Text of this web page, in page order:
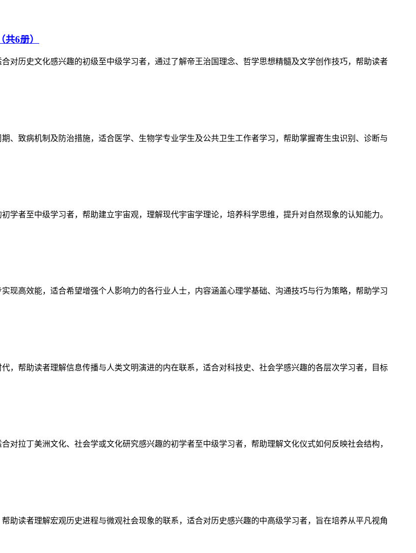
6册）
对历史文化感兴趣的初级至中级学习者，通过了解帝王治国理念、哲学思想精髓及文学创作技巧，帮助读者
、致病机制及防治措施，适合医学、生物学专业学生及公共卫生工作者学习，帮助掌握寄生虫识别、诊断与
学者至中级学习者，帮助建立宇宙观，理解现代宇宙学理论，培养科学思维，提升对自然现象的认知能力。
现高效能，适合希望增强个人影响力的各行业人士，内容涵盖心理学基础、沟通技巧与行为策略，帮助学习
，帮助读者理解信息传播与人类文明演进的内在联系，适合对科技史、社会学感兴趣的各层次学习者，目标
对拉丁美洲文化、社会学或文化研究感兴趣的初学者至中级学习者，帮助理解文化仪式如何反映社会结构，
助读者理解宏观历史进程与微观社会现象的联系，适合对历史感兴趣的中高级学习者，旨在培养从平凡视角